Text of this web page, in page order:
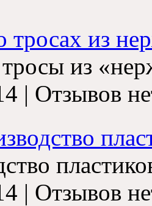
тросах из
из
| Отзывов
| Отзывов